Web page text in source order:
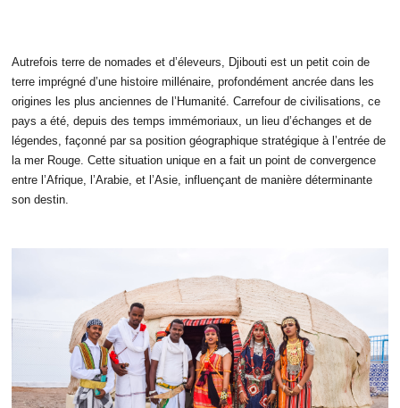
Autrefois terre de nomades et d’éleveurs, Djibouti est un petit coin de
terre imprégné d’une histoire millénaire, profondément ancrée dans les
origines les plus anciennes de l’Humanité. Carrefour de civilisations, ce
pays a été, depuis des temps immémoriaux, un lieu d’échanges et de
légendes, façonné par sa position géographique stratégique à l’entrée de
la mer Rouge. Cette situation unique en a fait un point de convergence
entre l’Afrique, l’Arabie, et l’Asie, influençant de manière déterminante
son destin.